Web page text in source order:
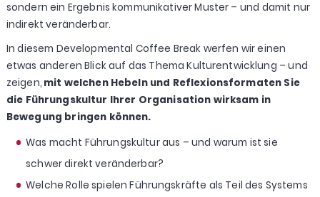
sondern ein Ergebnis kommunikativer Muster – und damit nur
indirekt veränderbar.
In diesem Developmental Coffee Break werfen wir einen
etwas anderen Blick auf das Thema Kulturentwicklung – und
zeigen, mit welchen Hebeln und Reflexionsformaten Sie
die Führungskultur Ihrer Organisation wirksam in
Bewegung bringen können.
Was macht Führungskultur aus – und warum ist sie
schwer direkt veränderbar?
Welche Rolle spielen Führungskräfte als Teil des Systems